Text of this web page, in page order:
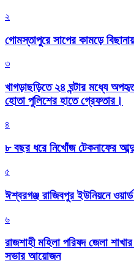
২
গোমস্তাপুরে সাপের কামড়ে
৩
খাগড়াছড়িতে ২৪ ঘন্টার মধ্যে
হোতা পুলিশের হাতে গ্রেফতার।
৪
৮ বছর ধরে নিখোঁজ টেকনাফের
৫
ঈশ্বরগঞ্জ রাজিবপুর ইউনিয়নে
৬
রাজশাহী মহিলা পরিষদ জেলা
সভার আয়োজন